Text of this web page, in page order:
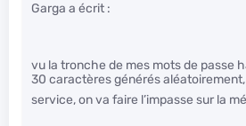
Garga a écrit :
vu la tronche de mes mots de passe
30 caractères générés
service, on va faire l’impasse sur la